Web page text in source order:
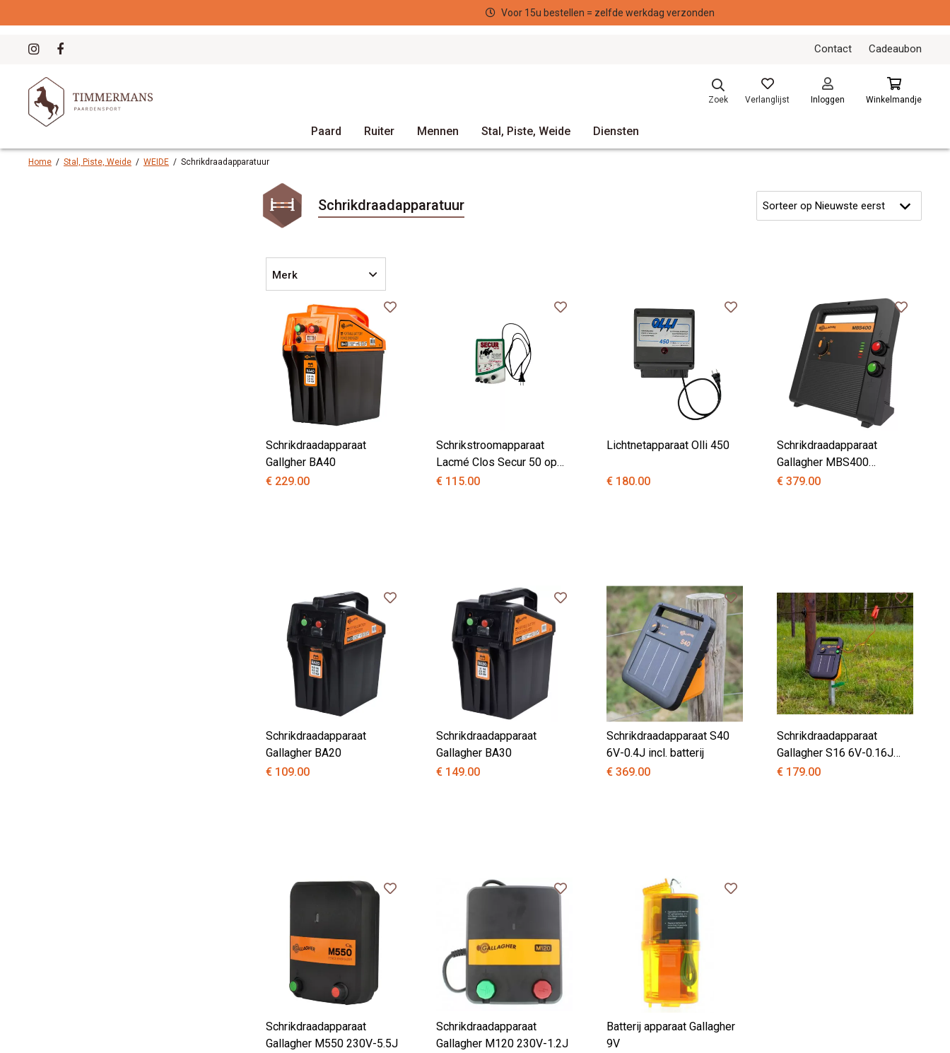
Voor 15u bestellen = zelfde werkdag verzonden
Contact Cadeaubon
Zoek Verlanglijst Inloggen Winkelmandje
Paard Ruiter Mennen Stal, Piste, Weide Diensten
Home / Stal, Piste, Weide / WEIDE / Schrikdraadapparatuur
Schrikdraadapparatuur
Merk
Schrikdraadapparaat
Gallgher BA40
€ 229.00
Schrikstroomapparaat
Lacmé Clos Secur 50 op
netspanning (kleine dieren)
€ 115.00
Lichtnetapparaat Olli 450
€ 180.00
Schrikdraadapparaat
Gallagher MBS400
MultiPower
€ 379.00
Schrikdraadapparaat
Gallagher BA20
€ 109.00
Schrikdraadapparaat
Gallagher BA30
€ 149.00
Schrikdraadapparaat S40
6V-0.4J incl. batterij
€ 369.00
Schrikdraadapparaat
Gallagher S16 6V-0.16J
incl. batterij
€ 179.00
Schrikdraadapparaat
Gallagher M550 230V-5.5J
Schrikdraadapparaat
Gallagher M120 230V-1.2J
Batterij apparaat Gallagher
9V